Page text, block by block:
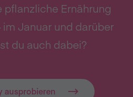
Ernährung
Januar und darüber
du auch dabei?
ausprobieren